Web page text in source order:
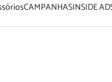
CAMPANHASINSIDE AD